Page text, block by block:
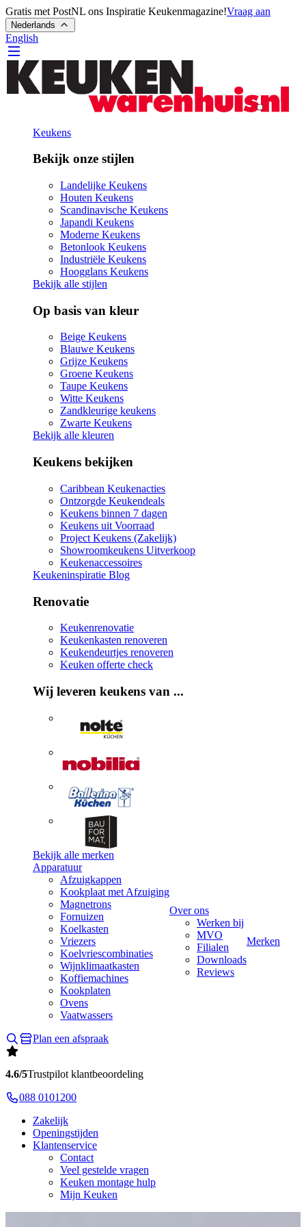
Gratis met PostNL ons Inspiratie Keukenmagazine!Vraag aan
Nederlands
English
Keukens
Bekijk onze stijlen
Landelijke Keukens
Houten Keukens
Scandinavische Keukens
Japandi Keukens
Moderne Keukens
Betonlook Keukens
Industriële Keukens
Hoogglans Keukens
Bekijk alle stijlen
Op basis van kleur
Beige Keukens
Blauwe Keukens
Grijze Keukens
Groene Keukens
Taupe Keukens
Witte Keukens
Zandkleurige keukens
Zwarte Keukens
Bekijk alle kleuren
Keukens bekijken
Caribbean Keukenacties
Ontzorgde Keukendeals
Keukens binnen 7 dagen
Keukens uit Voorraad
Project Keukens (Zakelijk)
Showroomkeukens Uitverkoop
Keukenaccessoires
Keukeninspiratie Blog
Renovatie
Keukenrenovatie
Keukenkasten renoveren
Keukendeurtjes renoveren
Keuken offerte check
Wij leveren keukens van ...
Bekijk alle merken
Apparatuur
Afzuigkappen
Kookplaat met Afzuiging
Magnetrons
Fornuizen
Koelkasten
Vriezers
Koelvriescombinaties
Wijnklimaatkasten
Koffiemachines
Kookplaten
Ovens
Vaatwassers
Over ons
Werken bij
MVO
Filialen
Downloads
Reviews
Merken
Plan een afspraak
4.6/5Trustpilot klantbeoordeling
088 0101200
Zakelijk
Openingstijden
Klantenservice
Contact
Veel gestelde vragen
Keuken montage hulp
Mijn Keuken